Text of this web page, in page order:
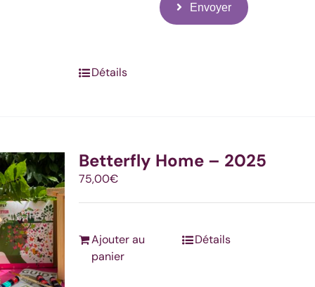
Envoyer
Détails
Betterfly Home – 2025
75,00€
Ajouter au
panier
Détails